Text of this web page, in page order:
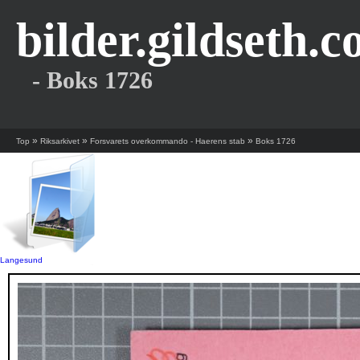
- Boks 1726
Top » Riksarkivet » Forsvarets overkommando - Haerens stab » Boks 1726
Langesund